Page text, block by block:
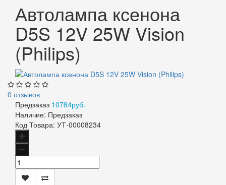
Автолампа ксенона
D5S 12V 25W Vision
(Philips)
0 отзывов
Предзаказ 10784руб.
Наличие: Предзаказ
Код Товара: УТ-00008234